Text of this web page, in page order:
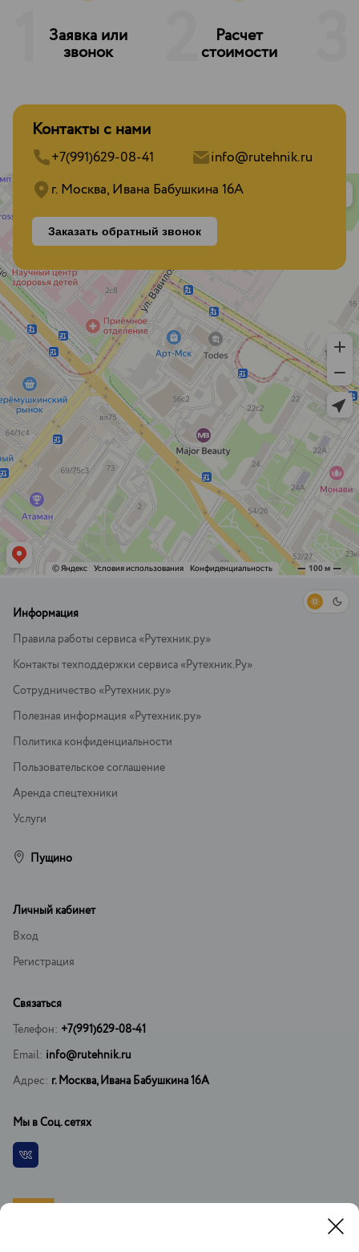
Заявка или
звонок
Расчет
стоимости
Контакты с нами
+7(991)629-08-41
info@rutehnik.ru
г. Москва, Ивана Бабушкина 16А
Заказать обратный звонок
Информация
Правила работы сервиса «Рутехник.ру»
Контакты техподдержки сервиса «Рутехник.Ру»
Сотрудничество «Рутехник.ру»
Полезная информация «Рутехник.ру»
Политика конфиденциальности
Пользовательское соглашение
Аренда спецтехники
Услуги
Пущино
Личный кабинет
Вход
Регистрация
Связаться
Телефон: +7(991)629-08-41
Email: info@rutehnik.ru
Адрес: г. Москва, Ивана Бабушкина 16А
Мы в Соц. сетях
Vkontakte